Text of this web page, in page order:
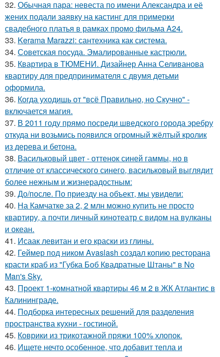
32. Обычная пара: невеста по имени Александра и её
жених подали заявку на кастинг для примерки
свадебного платья в рамках промо фильма A24.
33. Kerama Marazzi: сантехника как система.
34. Советская посуда. Эмалированные кастрюли.
35. Квартира в ТЮМЕНИ. Дизайнер Анна Селиванова
квартиру для предпринимателя с двумя детьми
оформила.
36. Когда уходишь от "всё Правильно, но Скучно" -
включается магия.
37. В 2011 году прямо посреди шведского города эребру
откуда ни возьмись появился огромный жёлтый кролик
из дерева и бетона.
38. Васильковый цвет - оттенок синей гаммы, но в
отличие от классического синего, васильковый выглядит
более нежным и жизнерадостным:
39. До/после. По приезду на объект, мы увидели:
40. На Камчатке за 2, 2 млн можно купить не просто
квартиру, а почти личный кинотеатр с видом на вулканы
и океан.
41. Исаак левитан и его краски из глины.
42. Геймер под ником Avaslash создал копию ресторана
красти краб из "Губка Боб Квадратные Штаны" в No
Man's Sky.
43. Проект 1-комнатной квартиры 46 м 2 в ЖК Атлантис в
Калининграде.
44. Подборка интересных решений для разделения
пространства кухни - гостиной.
45. Коврики из трикотажной пряжи 100% хлопок.
46. Ищете нечто особенное, что добавит тепла и